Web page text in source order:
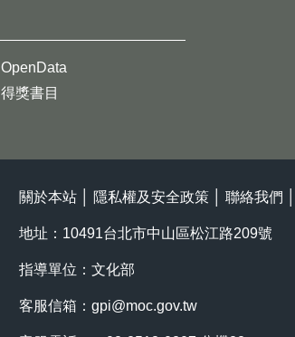
OpenData
得獎書目
關於本站 隱私權及安全政策 聯絡我們
地址：10491台北市中山區松江路209號
指導單位：文化部
客服信箱： gpi@moc.gov.tw